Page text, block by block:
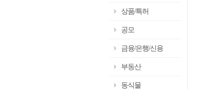
상품/특허
공모
금융/은행/신용
부동산
동식물